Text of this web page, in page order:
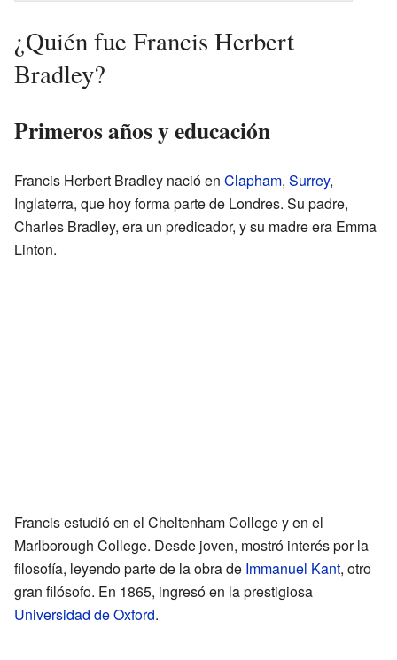
¿Quién fue Francis Herbert
Bradley?
Primeros años y educación
Francis Herbert Bradley nació en Clapham, Surrey,
Inglaterra, que hoy forma parte de Londres. Su padre,
Charles Bradley, era un predicador, y su madre era Emma
Linton.
Francis estudió en el Cheltenham College y en el
Marlborough College. Desde joven, mostró interés por la
filosofía, leyendo parte de la obra de Immanuel Kant, otro
gran filósofo. En 1865, ingresó en la prestigiosa
Universidad de Oxford.